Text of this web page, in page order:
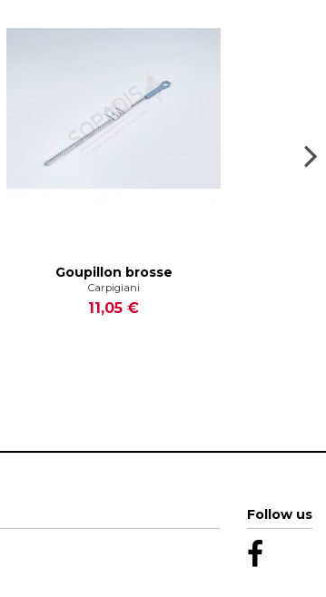
Goupillon brosse
Carpigiani
11,05 €
Follow us